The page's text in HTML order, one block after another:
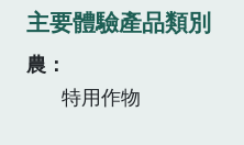
主要體驗產品類別
農
特用作物